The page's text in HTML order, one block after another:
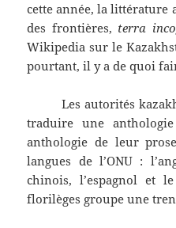
cette année, la littérature
des frontières, terra
Wikipedia sur le
pourtant, il y a de quoi
Les autorités
traduire une
anthologie de leur
langues de l’ONU :
chinois, l’espagnol et
florilèges groupe une